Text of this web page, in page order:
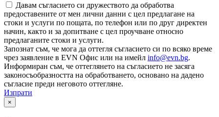
Давам съгласието си дружеството да обработва
предоставените от мен лични данни с цел предлагане на
стоки и услуги по пощата, по телефон или по друг директен
начин, както и за допитване с цел проучване относно
предлаганите стоки и услуги.
Запознат съм, че мога да оттегля съгласието си по всяко време
чрез заявление в EVN Офис или на имейл info@evn.bg.
Информиран съм, че оттеглянето на съгласието не засяга
законосъобразността на обработването, основано на дадено
съгласие преди неговото оттегляне.
Изпрати
×